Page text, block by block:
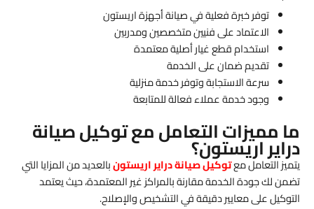
توفر خبرة فعلية في صيانة أجهزة اريستون
الاعتماد على فنيين متخصصين ومدربين
استخدام قطع غيار أصلية معتمدة
تقديم ضمان على الخدمة
سرعة الاستجابة وتوفر خدمة منزلية
وجود خدمة عملاء فعالة للمتابعة
ما مميزات التعامل مع توكيل صيانة
دراير اريستون؟
يتميز التعامل معتوكيل صيانة دراير اريستونبالعديد من المزايا التي
تضمن لك جودة الخدمة مقارنة بالمراكز غير المعتمدة، حيث يعتمد
التوكيل على معايير دقيقة في التشخيص والإصلاح.